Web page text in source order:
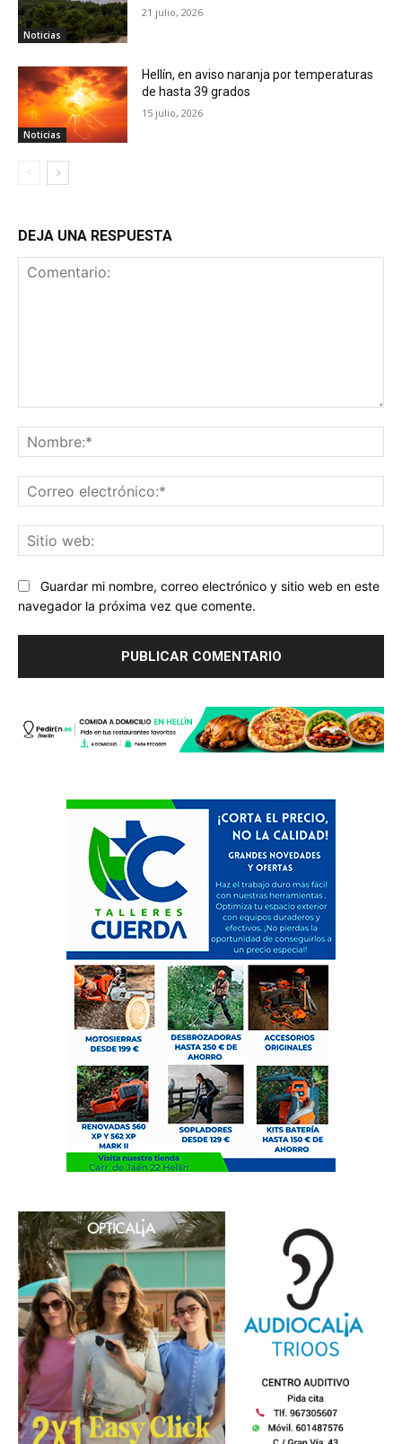
Noticias
21 julio, 2026
Noticias
Hellín, en aviso naranja por temperaturas
de hasta 39 grados
15 julio, 2026
DEJA UNA RESPUESTA
Guardar mi nombre, correo electrónico y sitio web en este
navegador la próxima vez que comente.